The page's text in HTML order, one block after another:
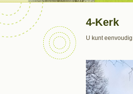
4-Kerk
U kunt